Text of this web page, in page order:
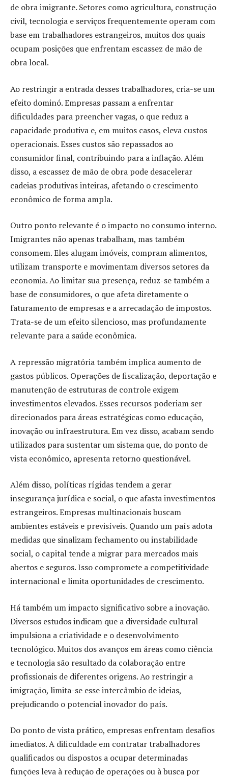
de obra imigrante. Setores como agricultura, construção
civil, tecnologia e serviços frequentemente operam com
base em trabalhadores estrangeiros, muitos dos quais
ocupam posições que enfrentam escassez de mão de
obra local.
Ao restringir a entrada desses trabalhadores, cria-se um
efeito dominó. Empresas passam a enfrentar
dificuldades para preencher vagas, o que reduz a
capacidade produtiva e, em muitos casos, eleva custos
operacionais. Esses custos são repassados ao
consumidor final, contribuindo para a inflação. Além
disso, a escassez de mão de obra pode desacelerar
cadeias produtivas inteiras, afetando o crescimento
econômico de forma ampla.
Outro ponto relevante é o impacto no consumo interno.
Imigrantes não apenas trabalham, mas também
consomem. Eles alugam imóveis, compram alimentos,
utilizam transporte e movimentam diversos setores da
economia. Ao limitar sua presença, reduz-se também a
base de consumidores, o que afeta diretamente o
faturamento de empresas e a arrecadação de impostos.
Trata-se de um efeito silencioso, mas profundamente
relevante para a saúde econômica.
A repressão migratória também implica aumento de
gastos públicos. Operações de fiscalização, deportação e
manutenção de estruturas de controle exigem
investimentos elevados. Esses recursos poderiam ser
direcionados para áreas estratégicas como educação,
inovação ou infraestrutura. Em vez disso, acabam sendo
utilizados para sustentar um sistema que, do ponto de
vista econômico, apresenta retorno questionável.
Além disso, políticas rígidas tendem a gerar
insegurança jurídica e social, o que afasta investimentos
estrangeiros. Empresas multinacionais buscam
ambientes estáveis e previsíveis. Quando um país adota
medidas que sinalizam fechamento ou instabilidade
social, o capital tende a migrar para mercados mais
abertos e seguros. Isso compromete a competitividade
internacional e limita oportunidades de crescimento.
Há também um impacto significativo sobre a inovação.
Diversos estudos indicam que a diversidade cultural
impulsiona a criatividade e o desenvolvimento
tecnológico. Muitos dos avanços em áreas como ciência
e tecnologia são resultado da colaboração entre
profissionais de diferentes origens. Ao restringir a
imigração, limita-se esse intercâmbio de ideias,
prejudicando o potencial inovador do país.
Do ponto de vista prático, empresas enfrentam desafios
imediatos. A dificuldade em contratar trabalhadores
qualificados ou dispostos a ocupar determinadas
funções leva à redução de operações ou à busca por